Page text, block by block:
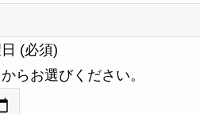
(必須)
らお選びください。